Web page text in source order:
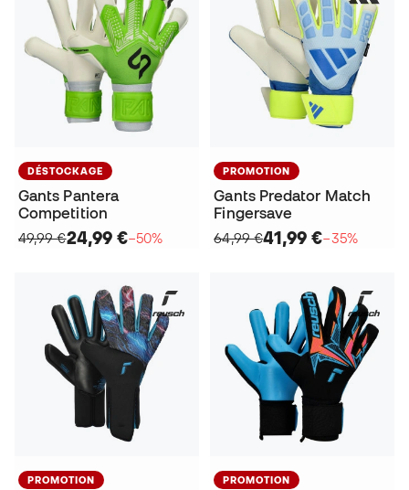
DÉSTOCKAGE
Gants Pantera
Competition
49,99 €24,99 €−50%
PROMOTION
Gants Predator Match
Fingersave
64,99 €41,99 €−35%
PROMOTION PROMOTION